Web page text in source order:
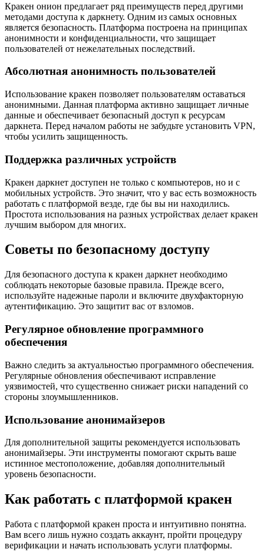
Кракен онион предлагает ряд преимуществ перед другими
методами доступа к даркнету. Одним из самых основных
является безопасность. Платформа построена на принципах
анонимности и конфиденциальности, что защищает
пользователей от нежелательных последствий.
Абсолютная анонимность пользователей
Использование кракен позволяет пользователям оставаться
анонимными. Данная платформа активно защищает личные
данные и обеспечивает безопасный доступ к ресурсам
даркнета. Перед началом работы не забудьте установить VPN,
чтобы усилить защищенность.
Поддержка различных устройств
Кракен даркнет доступен не только с компьютеров, но и с
мобильных устройств. Это значит, что у вас есть возможность
работать с платформой везде, где бы вы ни находились.
Простота использования на разных устройствах делает кракен
лучшим выбором для многих.
Советы по безопасному доступу
Для безопасного доступа к кракен даркнет необходимо
соблюдать некоторые базовые правила. Прежде всего,
используйте надежные пароли и включите двухфакторную
аутентификацию. Это защитит вас от взломов.
Регулярное обновление программного
обеспечения
Важно следить за актуальностью программного обеспечения.
Регулярные обновления обеспечивают исправление
уязвимостей, что существенно снижает риски нападений со
стороны злоумышленников.
Использование анонимайзеров
Для дополнительной защиты рекомендуется использовать
анонимайзеры. Эти инструменты помогают скрыть ваше
истинное местоположение, добавляя дополнительный
уровень безопасности.
Как работать с платформой кракен
Работа с платформой кракен проста и интуитивно понятна.
Вам всего лишь нужно создать аккаунт, пройти процедуру
верификации и начать использовать услуги платформы.